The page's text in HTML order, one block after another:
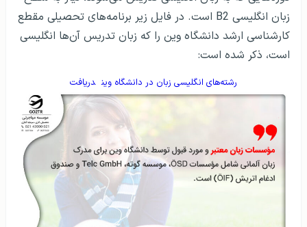
موسسات معتبر زبان آلمانی برای تحصیل در دانشگاه وین
اتریش
مدرک زبان آلمانی می‌تواند یکی از مدارکآزمون TestDaf
یا